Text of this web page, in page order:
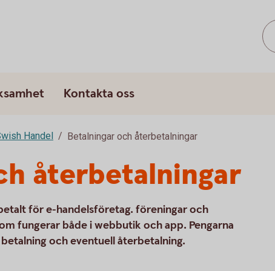
Kontakta oss
Handel Betalningar och återbetalningar
återbetalningar
för e-handelsföretag. föreningar och
fungerar både i webbutik och app. Pengarna
och eventuell återbetalning.